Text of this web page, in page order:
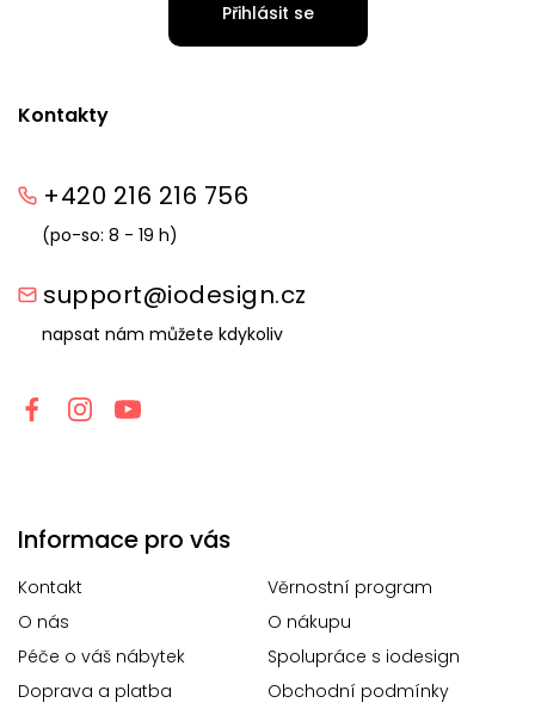
Kontakty
+420 216 216 756
(po-so: 8 - 19 h)
support@iodesign.cz
napsat nám můžete kdykoliv
Informace pro vás
Kontakt
Věrnostní program
O nás
O nákupu
Péče o váš nábytek
Spolupráce s iodesign
Doprava a platba
Obchodní podmínky
Přihlásit se